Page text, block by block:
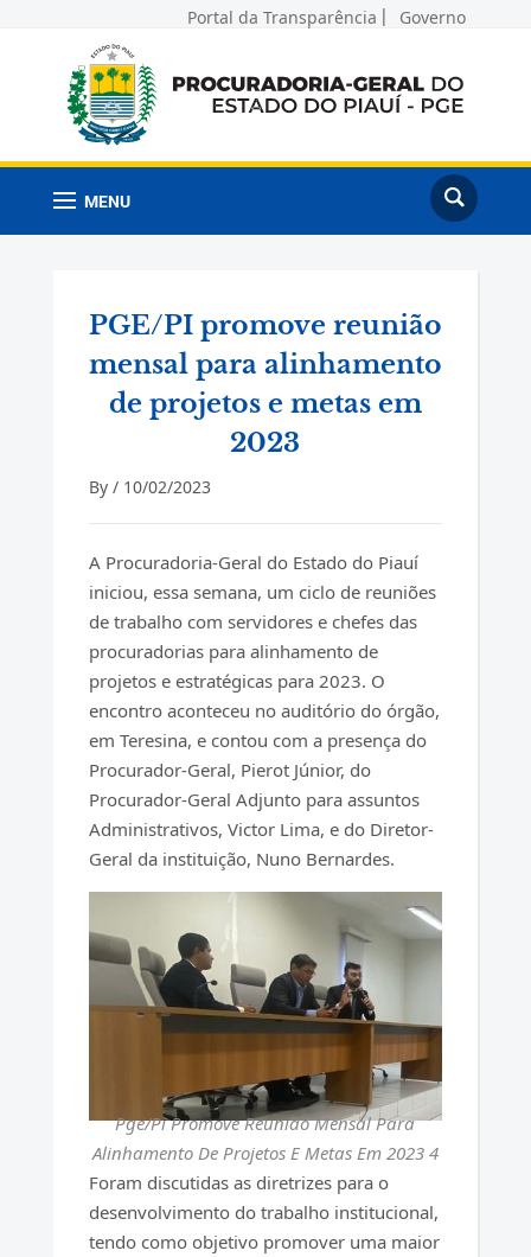
Portal da Transparência Governo
MENU
PGE/PI promove reunião
mensal para alinhamento
de projetos e metas em
2023
By / 10/02/2023
A Procuradoria-Geral do Estado do Piauí
iniciou, essa semana, um ciclo de reuniões
de trabalho com servidores e chefes das
procuradorias para alinhamento de
projetos e estratégicas para 2023. O
encontro aconteceu no auditório do órgão,
em Teresina, e contou com a presença do
Procurador-Geral, Pierot Júnior, do
Procurador-Geral Adjunto para assuntos
Administrativos, Victor Lima, e do Diretor-
Geral da instituição, Nuno Bernardes.
Pge/Pi Promove Reunião Mensal Para
Alinhamento De Projetos E Metas Em 2023 4
Foram discutidas as diretrizes para o
desenvolvimento do trabalho institucional,
tendo como objetivo promover uma maior